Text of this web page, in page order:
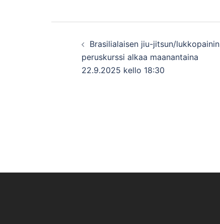
navigation
Brasilialaisen jiu-jitsun/lukkopainin
peruskurssi alkaa maanantaina
22.9.2025 kello 18:30